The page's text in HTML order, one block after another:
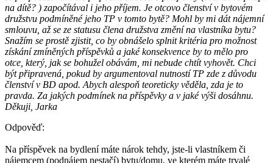
na dítě? ) započítával i jeho příjem. Je otcovo členství v bytovém
družstvu podmíněné jeho TP v tomto bytě? Mohl by mi dát nájemní
smlouvu, až se ze statusu člena družstva změní na vlastníka bytu?
Snažím se prostě zjistit, co by obnášelo splnit kritéria pro možnost
získání zmíněných příspěvků a jaké konsekvence by to mělo pro
otce, který, jak se bohužel obávám, mi nebude chtít vyhovět. Chci
být připravená, pokud by argumentoval nutností TP zde z důvodu
členství v BD apod. Abych alespoň teoreticky věděla, zda je to
pravda. Za jakých podmínek na příspěvky a v jaké výši dosáhnu.
Děkuji, Jarka
Odpověď:
Na příspěvek na bydlení máte nárok tehdy, jste-li vlastníkem či
nájemcem (podnájem nestačí) bytu/domu, ve kterém máte trvalé